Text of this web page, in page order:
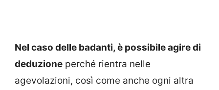
Nel caso delle badanti, è possibile agire di
deduzione perché rientra nelle
agevolazioni, così come anche ogni altra